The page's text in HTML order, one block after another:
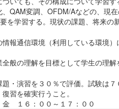
QAM変調、OFDM/Aなどの、現
を学習する。現状の課題、将来の
報通信環境（利用している環境
般の理解を目標として学生の理
・演習を３０％で評価。試験は
習を確実行うこと。
１６：００～１７：００